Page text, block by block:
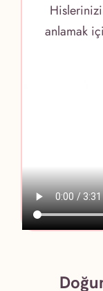
anlamak